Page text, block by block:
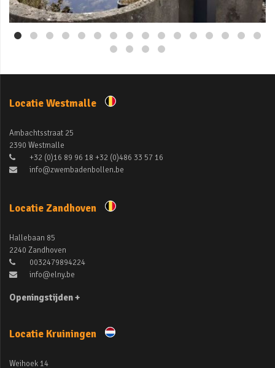
Mei 3
Locatie Westmalle
Ambachtsstraat 25
2390 Westmalle
+32 (0)16 89 96 18 +32 (0)486 33 57 16
info@zwembadenbollen.be
Locatie Zandhoven
Hallebaan 85
2240 Zandhoven
0032479894224
info@elny.be
Openingstijden +
Locatie Kruiningen
Weihoek 14